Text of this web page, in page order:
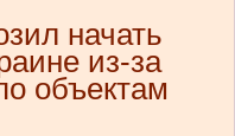
начать
из-за
объектам